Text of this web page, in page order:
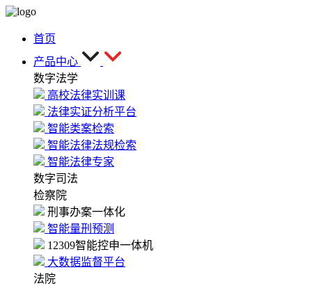
首页
产品中心
数字法学
高校法律实训课
法律实证分析平台
智能类案检索
智能法律法规检索
智能法律专家
数字司法
检察院
刑事办案一体化
智能量刑预测
12309智能控申一体机
大数据监督平台
法院